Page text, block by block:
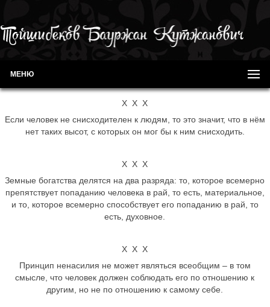
МЕНЮ
Х Х Х
Если человек не снисходителен к людям, то это значит, что в нём
нет таких высот, с которых он мог бы к ним снисходить.
Х Х Х
Земные богатства делятся на два разряда: то, которое всемерно
препятствует попаданию человека в рай, то есть, материальное,
и то, которое всемерно способствует его попаданию в рай, то
есть, духовное.
Х Х Х
Принцип ненасилия не может являться всеобщим – в том
смысле, что человек должен соблюдать его по отношению к
другим, но не по отношению к самому себе.